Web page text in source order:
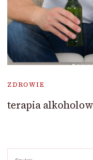
ZDROWIE
terapia